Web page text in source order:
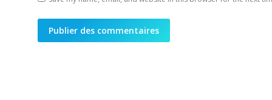
Publier des commentaires